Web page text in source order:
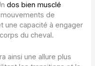
dos bien musclé
de
une capacité à engager
du cheval.
ainsi une allure plus